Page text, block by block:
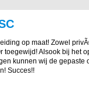
op maat! Zowel
Alsook bij het
kunnen wij de gepaste
Succes!!